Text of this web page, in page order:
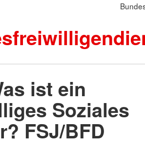
ist ein
Soziales
FSJ/BFD